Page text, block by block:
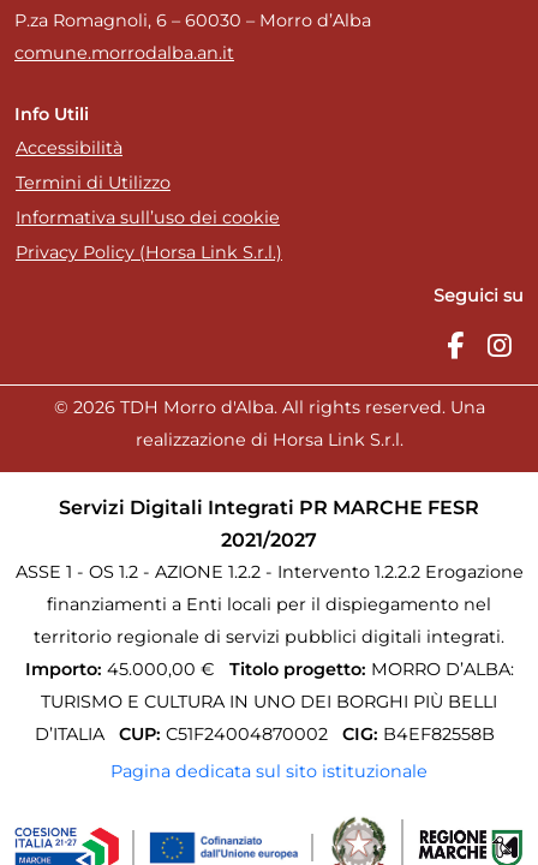
P.za Romagnoli, 6 – 60030 – Morro d’Alba
comune.morrodalba.an.it
Info Utili
Accessibilità
Termini di Utilizzo
Informativa sull’uso dei cookie
Privacy Policy (Horsa Link S.r.l.)
Seguici su
© 2026 TDH Morro d'Alba. All rights reserved. Una
realizzazione di Horsa Link S.r.l.
Servizi Digitali Integrati PR MARCHE FESR
2021/2027
ASSE 1 - OS 1.2 - AZIONE 1.2.2 - Intervento 1.2.2.2 Erogazione
finanziamenti a Enti locali per il dispiegamento nel
territorio regionale di servizi pubblici digitali integrati.
Importo: 45.000,00 € Titolo progetto: MORRO D’ALBA:
TURISMO E CULTURA IN UNO DEI BORGHI PIÙ BELLI
D’ITALIA
CUP: C51F24004870002 CIG: B4EF82558B
Pagina dedicata sul sito istituzionale